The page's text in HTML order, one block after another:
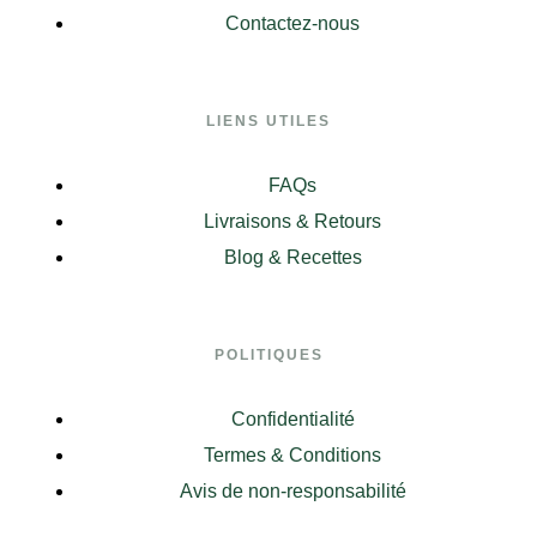
Contactez-nous
LIENS UTILES
FAQs
Livraisons & Retours
Blog & Recettes
POLITIQUES
Confidentialité
Termes & Conditions
Avis de non-responsabilité